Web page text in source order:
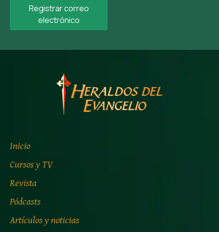
Registrar correo
electrónico
Inicio
Cursos y TV
Revista
Pódcasts
Artículos y noticias